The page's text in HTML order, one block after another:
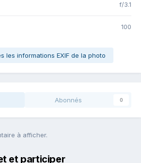
f/3.1
100
les informations EXIF de la photo
Abonnés 0
à afficher.
et participer